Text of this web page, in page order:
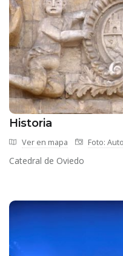
Historia
Ver en mapa Foto:
Catedral de Oviedo